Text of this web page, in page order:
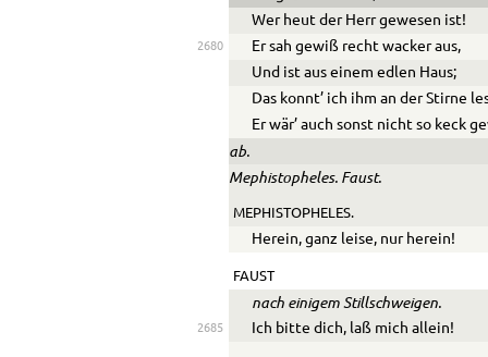
Wer heut der Herr gewesen ist!
2680
Er sah gewiß recht wacker aus,
Und ist aus einem edlen Haus;
Das konnt’ ich ihm an der Stirne
Er wär’ auch sonst nicht so keck
ab.
Mephistopheles. Faust.
MEPHISTOPHELES.
Herein, ganz leise, nur herein!
FAUST
nach einigem Stillschweigen.
2685 Ich bitte dich, laß mich allein!